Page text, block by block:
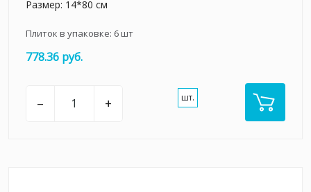
Размер: 14*80 см
Плиток в упаковке: 6шт
778.36 руб.
– + шт.